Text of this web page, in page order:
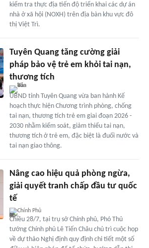
kiểm tra thực địa tiến độ triển khai các dự án
nhà ở xã hội (NOXH) trên địa bàn khu vực đô
thị Việt Trì.
Tuyên Quang tăng cường giải
pháp bảo vệ trẻ em khỏi tai nạn,
thương tích
UBND tỉnh Tuyên Quang vừa ban hành Kế
hoạch thực hiện Chương trình phòng, chống
tai nạn, thương tích trẻ em giai đoạn 2026 -
2030 nhằm kiểm soát, giảm thiểu tai nạn,
thương tích ở trẻ em, đặc biệt là đuối nước và
tai nạn giao thông.
Nâng cao hiệu quả phòng ngừa,
giải quyết tranh chấp đầu tư quốc
tế
Chính Phủ
Chiều 28/7, tại trụ sở Chính phủ, Phó Thủ
tướng Chính phủ Lê Tiến Châu chủ trì cuộc họp
về dự thảo Nghị định quy định chi tiết một số